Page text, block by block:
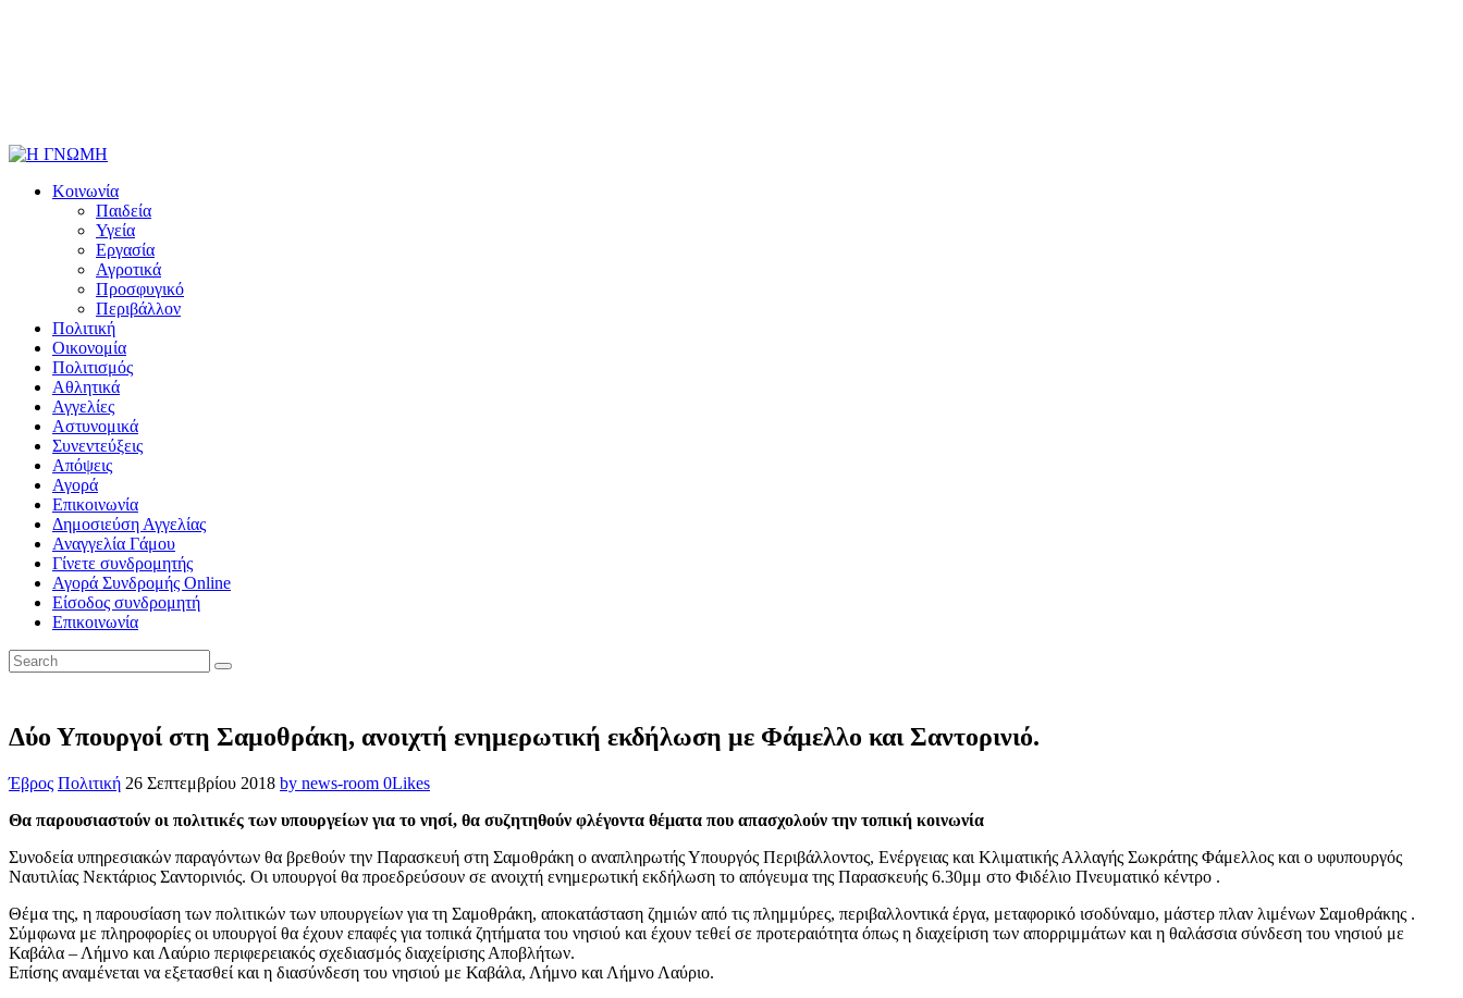
Κοινωνία
Παιδεία
Υγεία
Εργασία
Αγροτικά
Προσφυγικό
Περιβάλλον
Πολιτική
Οικονομία
Πολιτισμός
Αθλητικά
Αγγελίες
Αστυνομικά
Συνεντεύξεις
Απόψεις
Αγορά
Επικοινωνία
Δημοσιεύση Αγγελίας
Αναγγελία Γάμου
Γίνετε συνδρομητής
Αγορά Συνδρομής Online
Είσοδος συνδρομητή
Επικοινωνία
Δύο Υπουργοί στη Σαμοθράκη, ανοιχτή ενημερωτική εκδήλωση με Φάμελλο και Σαντορινιό.
Έβρος Πολιτική 26 Σεπτεμβρίου 2018 by news-room 0Likes
Θα παρουσιαστούν οι πολιτικές των υπουργείων για το νησί, θα συζητηθούν φλέγοντα θέματα που απασχολούν την τοπική κοινωνία
Συνοδεία υπηρεσιακών παραγόντων θα βρεθούν την Παρασκευή στη Σαμοθράκη ο αναπληρωτής Υπουργός Περιβάλλοντος, Ενέργειας και Κλιματικής Αλλαγής Σωκράτης Φάμελλος και ο υφυπουργός
Ναυτιλίας Νεκτάριος Σαντορινιός. Οι υπουργοί θα προεδρεύσουν σε ανοιχτή ενημερωτική εκδήλωση το απόγευμα της Παρασκευής 6.30μμ στο Φιδέλιο Πνευματικό κέντρο .
Θέμα της, η παρουσίαση των πολιτικών των υπουργείων για τη Σαμοθράκη, αποκατάσταση ζημιών από τις πλημμύρες, περιβαλλοντικά έργα, μεταφορικό ισοδύναμο, μάστερ πλαν λιμένων Σαμοθράκης .
Σύμφωνα με πληροφορίες οι υπουργοί θα έχουν επαφές για τοπικά ζητήματα του νησιού και έχουν τεθεί σε προτεραιότητα όπως η διαχείριση των απορριμμάτων και η θαλάσσια σύνδεση του νησιού με
Καβάλα – Λήμνο και Λαύριο περιφερειακός σχεδιασμός διαχείρισης Αποβλήτων.
Επίσης αναμένεται να εξετασθεί και η διασύνδεση του νησιού με Καβάλα, Λήμνο και Λήμνο Λαύριο.